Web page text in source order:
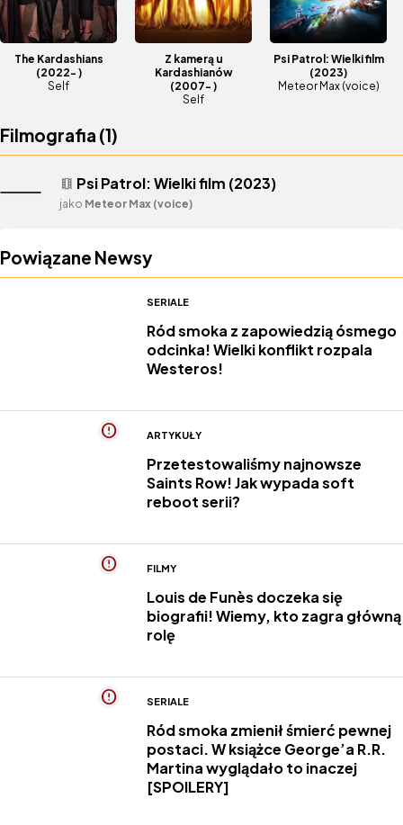
The Kardashians
(2022- )
Self
Z kamerą u
Kardashianów
(2007- )
Self
Psi Patrol: Wielki film
(2023)
Meteor Max (voice)
Filmografia (1)
theaters Psi Patrol: Wielki film (2023)
jako Meteor Max (voice)
Powiązane Newsy
SERIALE
Ród smoka z zapowiedzią ósmego
odcinka! Wielki konflikt rozpala
Westeros!
ARTYKUŁY
Przetestowaliśmy najnowsze
Saints Row! Jak wypada soft
reboot serii?
FILMY
Louis de Funès doczeka się
biografii! Wiemy, kto zagra główną
rolę
SERIALE
Ród smoka zmienił śmierć pewnej
postaci. W książce George’a R.R.
Martina wyglądało to inaczej
[SPOILERY]